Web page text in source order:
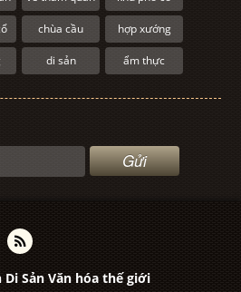
chùa cầu hợp xướng
di sản ẩm thực
Sản Văn hóa thế giới